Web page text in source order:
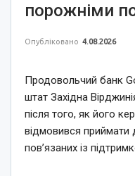
порожніми
Опубліковано 4.08.2026
Продовольчий банк
штат Західна
після того, як його
відмовився приймати
пов’язаних із